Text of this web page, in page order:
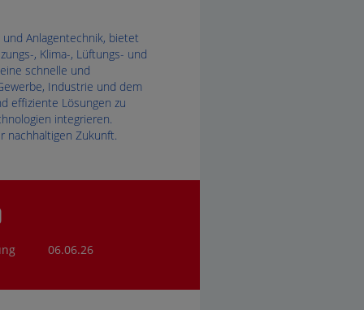
Anlagentechnik, bietet
, Klima-, Lüftungs- und
schnelle und
Industrie und dem
effiziente Lösungen zu
integrieren.
nachhaltigen Zukunft.
06.06.26